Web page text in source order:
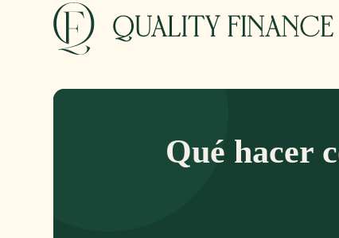
Qué hacer